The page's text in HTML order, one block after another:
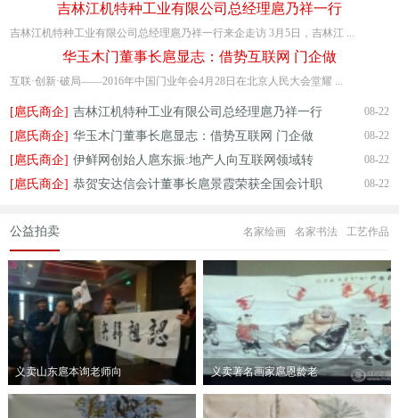
吉林江机特种工业有限公司总经理扈乃祥一行
吉林江机特种工业有限公司总经理扈乃祥一行来企走访 3月5日，吉林江 ...
华玉木门董事长扈显志：借势互联网 门企做
互联·创新·破局——2016年中国门业年会4月28日在北京人民大会堂耀 ...
08-22
[扈氏商企] 吉林江机特种工业有限公司总经理扈乃祥一行
08-22
[扈氏商企] 华玉木门董事长扈显志：借势互联网 门企做
08-22
[扈氏商企] 伊鲜网创始人扈东振:地产人向互联网领域转
08-22
[扈氏商企] 恭贺安达信会计董事长扈景霞荣获全国会计职
名家绘画 名家书法 工艺作品
公益拍卖
义卖山东扈本询老师向
总会捐赠两幅书法作品
义卖著名画家扈恩龄老
师向总会捐赠的作品福